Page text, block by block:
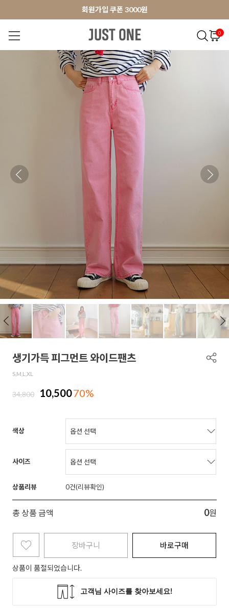
앱 다운로드 10% 할인쿠폰
회원가입 쿠폰 3000원
앱 다운로드 10% 할인쿠폰
0
BEST 오늘출발 MADE . J 상의
생기가득 피그먼트 와이드팬츠
S,M,L,XL
34,800 10,50070%
색상
사이즈
상품리뷰 0
총 상품 금액 0원
장바구니 바로구매
상품이 품절되었습니다.